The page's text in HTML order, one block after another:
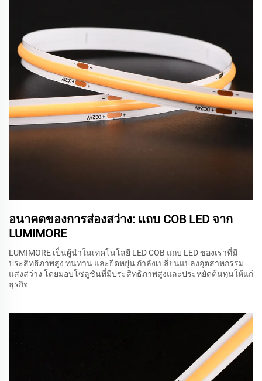
อนาคตของการส่องสว่าง: แถบ COB LED จาก
LUMIMORE
LUMIMORE เป็นผู้นำในเทคโนโลยี LED COB แถบ LED ของเราที่มี
ประสิทธิภาพสูง ทนทาน และยืดหยุ่น กำลังเปลี่ยนแปลงอุตสาหกรรม
แสงสว่าง โดยมอบโซลูชันที่มีประสิทธิภาพสูงและประหยัดต้นทุนให้แก่
ธุรกิจ